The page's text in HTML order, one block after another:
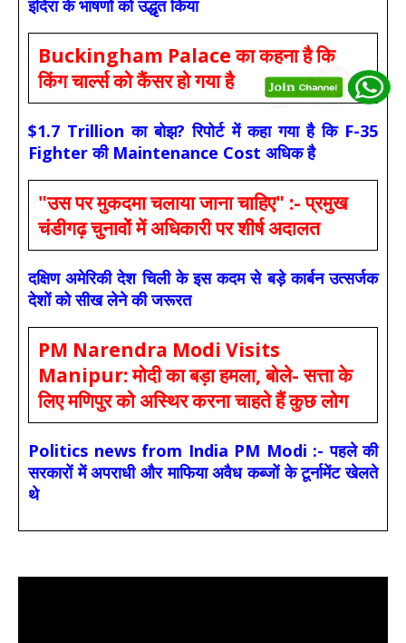
इंदिरा के भाषणों को उद्धृत किया
Buckingham Palace का कहना है कि
किंग चार्ल्स को कैंसर हो गया है
$1.7 Trillion का बोझ? रिपोर्ट में कहा गया है कि F-35
Fighter की Maintenance Cost अधिक है
"उस पर मुकदमा चलाया जाना चाहिए" :- प्रमुख
चंडीगढ़ चुनावों में अधिकारी पर शीर्ष अदालत
दक्षिण अमेरिकी देश चिली के इस कदम से बड़े कार्बन उत्सर्जक
देशों को सीख लेने की जरूरत
PM Narendra Modi Visits
Manipur: मोदी का बड़ा हमला, बोले- सत्ता के
लिए मणिपुर को अस्थिर करना चाहते हैं कुछ लोग
Politics news from India PM Modi :- पहले की
सरकारों में अपराधी और माफिया अवैध कब्जों के टूर्नामेंट खेलते
थे